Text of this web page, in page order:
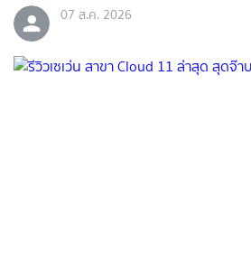
07 ส.ค. 2026